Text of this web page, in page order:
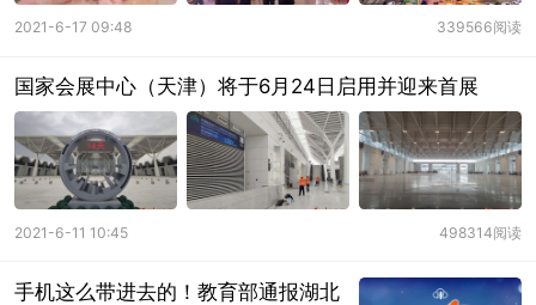
339566阅读
2021-6-17 09:48
国家会展中心（天津）将于6月24日启用并迎来首展
498314阅读
2021-6-11 10:45
手机这么带进去的！教育部通报湖北